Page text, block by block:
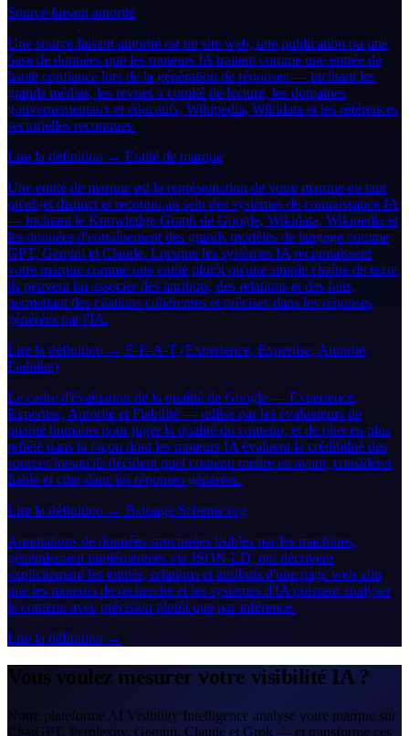
Source faisant autorité
Une source faisant autorité est un site web, une publication ou une
base de données que les moteurs IA traitent comme une entrée de
haute confiance lors de la génération de réponses — incluant les
grands médias, les revues à comité de lecture, les domaines
gouvernementaux et éducatifs, Wikipedia, Wikidata et les références
sectorielles reconnues.
Lire la définition → Entité de marque
Une entité de marque est la représentation de votre marque en tant
qu'objet distinct et reconnu au sein des systèmes de connaissance IA
— incluant le Knowledge Graph de Google, Wikidata, Wikipedia et
les données d'entraînement des grands modèles de langage comme
GPT, Gemini et Claude. Lorsque les systèmes IA reconnaissent
votre marque comme une entité plutôt qu'une simple chaîne de texte,
ils peuvent lui associer des attributs, des relations et des faits,
permettant des citations cohérentes et précises dans les réponses
générées par l'IA.
Lire la définition → E-E-A-T (Experience, Expertise, Autorité,
Fiabilité)
Le cadre d'évaluation de la qualité de Google — Experience,
Expertise, Autorité et Fiabilité — utilisé par les évaluateurs de
qualité humains pour juger la qualité du contenu, et de plus en plus
reflété dans la façon dont les moteurs IA évaluent la crédibilité des
sources lorsqu'ils décident quel contenu mettre en avant, considérer
fiable et citer dans les réponses générées.
Lire la définition → Balisage Schema.org
Annotations de données structurées lisibles par les machines,
généralement implémentées via JSON-LD, qui décrivent
explicitement les entités, relations et attributs d'une page web afin
que les moteurs de recherche et les systèmes d'IA puissent analyser
le contenu avec précision plutôt que par inférence.
Lire la définition →
Vous voulez mesurer votre visibilité IA ?
Notre plateforme AI Visibility Intelligence analyse votre marque sur
ChatGPT, Perplexity, Gemini, Claude et Grok — et transforme ces